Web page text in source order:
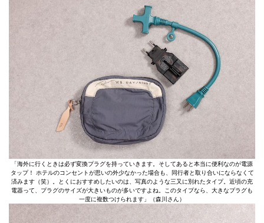
「海外に行くときは必ず変換プラグを持っていきます。そしてあると本当に便利なのが電源
タップ！ ホテルのコンセントが思いの外少なかった場合も、同行者と取り合いにならなくて
済みます（笑）。とくにおすすめしたいのは、写真のような三又に別れたタイプ。近頃の充
電器って、プラグのサイズが大きいものが多いですよね。このタイプなら、大きなプラグも
一度に複数つけられます」（森川さん）